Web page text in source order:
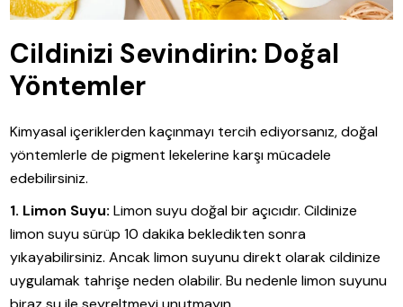
Cildinizi Sevindirin: Doğal
Yöntemler
Kimyasal içeriklerden kaçınmayı tercih ediyorsanız, doğal
yöntemlerle de pigment lekelerine karşı mücadele
edebilirsiniz.
1. Limon Suyu: Limon suyu doğal bir açıcıdır. Cildinize
limon suyu sürüp 10 dakika bekledikten sonra
yıkayabilirsiniz. Ancak limon suyunu direkt olarak cildinize
uygulamak tahrişe neden olabilir. Bu nedenle limon suyunu